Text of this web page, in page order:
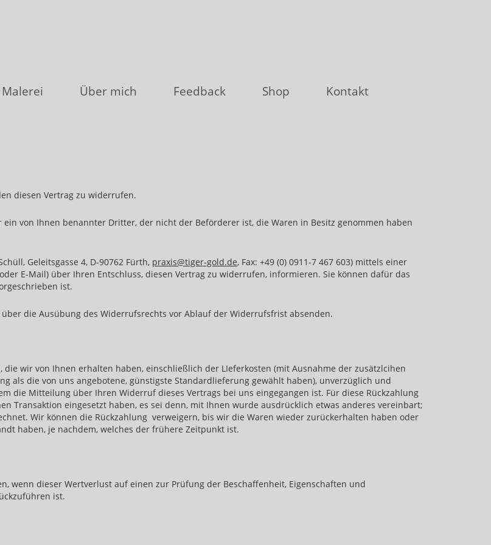
Malerei Über mich Feedback Shop Kontakt
diesen Vertrag zu widerrufen.
von Ihnen benannter Dritter, der nicht der Beförderer ist, die Waren in Besitz genommen haben
Geleitsgasse 4, D-90762 Fürth, praxis@tiger-gold.de, Fax: +49 (0) 0911-7 467 603) mittels einer
E-Mail) über Ihren Entschluss, diesen Vertrag zu widerrufen, informieren. Sie können dafür das
ist.
die Ausübung des Widerrufsrechts vor Ablauf der Widerrufsfrist absenden.
wir von Ihnen erhalten haben, einschließlich der LIeferkosten (mit Ausnahme der zusätzlcihen
als die von uns angebotene, günstigste Standardlieferung gewählt haben), unverzüglich und
die Mitteilung über Ihren Widerruf dieses Vertrags bei uns eingegangen ist. Für diese Rückzahlung
Transaktion eingesetzt haben, es sei denn, mit Ihnen wurde ausdrücklich etwas anderes vereinbart;
Wir können die Rückzahlung verweigern, bis wir die Waren wieder zurückerhalten haben oder
haben, je nachdem, welches der frühere Zeitpunkt ist.
wenn dieser Wertverlust auf einen zur Prüfung der Beschaffenheit, Eigenschaften und
ist.